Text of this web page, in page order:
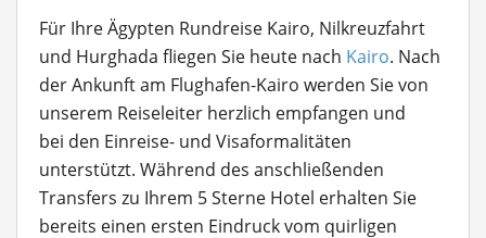
Für Ihre Ägypten Rundreise Kairo, Nilkreuzfahrt
und Hurghada fliegen Sie heute nach Kairo. Nach
der Ankunft am Flughafen-Kairo werden Sie von
unserem Reiseleiter herzlich empfangen und
bei den Einreise- und Visaformalitäten
unterstützt. Während des anschließenden
Transfers zu Ihrem 5 Sterne Hotel erhalten Sie
bereits einen ersten Eindruck vom quirligen